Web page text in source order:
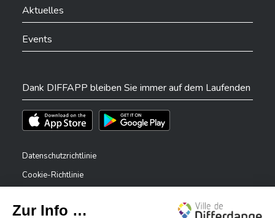
Aktuelles
Events
Dank DIFFAPP bleiben Sie immer auf dem Laufenden
Téléchargez l'app sur l'App StoreTéléchargez l'app sur Play Store
Datenschutzrichtlinie
Cookie-Richtlinie
Erklärung zur Barrierefreiheit